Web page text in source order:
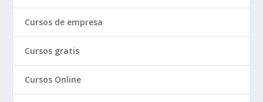
Cursos de empresa
Cursos gratis
Cursos Online